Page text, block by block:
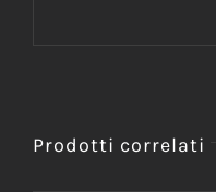
Prodotti correlati